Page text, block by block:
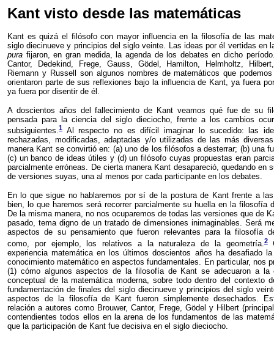
Kant visto desde las matemáticas
Kant es quizá el filósofo con mayor influencia en la filosofía de las
siglo diecinueve y principios del siglo veinte. Las ideas por él vertidas en
pura fijaron, en gran medida, la agenda de los debates en dicho
Cantor, Dedekind, Frege, Gauss, Gödel, Hamilton, Helmholtz,
Riemann y Russell son algunos nombres de matemáticos que
orientaron parte de sus reflexiones bajo la influencia de Kant, ya fuera
ya fuera por disentir de él.
A doscientos años del fallecimiento de Kant veamos qué fue de su
pensada para la ciencia del siglo dieciocho, frente a los cambios
subsiguientes.1 Al respecto no es difícil imaginar lo sucedido: las
rechazadas, modificadas, adaptadas y/o utilizadas de las más
manera Kant se convirtió en: (a) uno de los filósofos a desterrar; (b) una
(c) un banco de ideas útiles y (d) un filósofo cuyas propuestas eran
parcialmente erróneas. De cierta manera Kant desapareció, quedando en
de versiones suyas, una al menos por cada participante en los debates.
En lo que sigue no hablaremos por sí de la postura de Kant frente a
bien, lo que haremos será recorrer parcialmente su huella en la filosofía
De la misma manera, no nos ocuparemos de todas las versiones que de
pasado, tema digno de un tratado de dimensiones inimaginables. Será
aspectos de su pensamiento que fueron relevantes para la filosofía
como, por ejemplo, los relativos a la naturaleza de la geometría.2
experiencia matemática en los últimos doscientos años ha desafiado
conocimiento matemático en aspectos fundamentales. En particular, nos
(1) cómo algunos aspectos de la filosofía de Kant se adecuaron a la
conceptual de la matemática moderna, sobre todo dentro del contexto
fundamentación de finales del siglo diecinueve y principios del siglo
aspectos de la filosofía de Kant fueron simplemente desechados.
relación a autores como Brouwer, Cantor, Frege, Gödel y Hilbert
contendientes todos ellos en la arena de los fundamentos de las
que la participación de Kant fue decisiva en el siglo dieciocho.